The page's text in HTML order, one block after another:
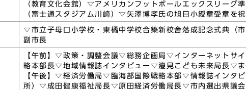
（教育文化会館）▽アメリカンフットボールエックスリー
（富士通スタジアム川崎）▽矢澤博孝氏の旭日小綬章受章を祝
▽市立子母口小学校・東橘中学校合築新校舎落成記念式典（
副市長
【午前】▽政策・調整会議▽総務企画局▽インターネットサ
略本部長▽地域情報誌インタビュー▽邉見こども未来局長▽
【午後】▽経済労働局▽臨海部国際戦略本部▽情報誌インタ
所）▽成田健康福祉局長▽原田経済労働局長▽市内選出県議